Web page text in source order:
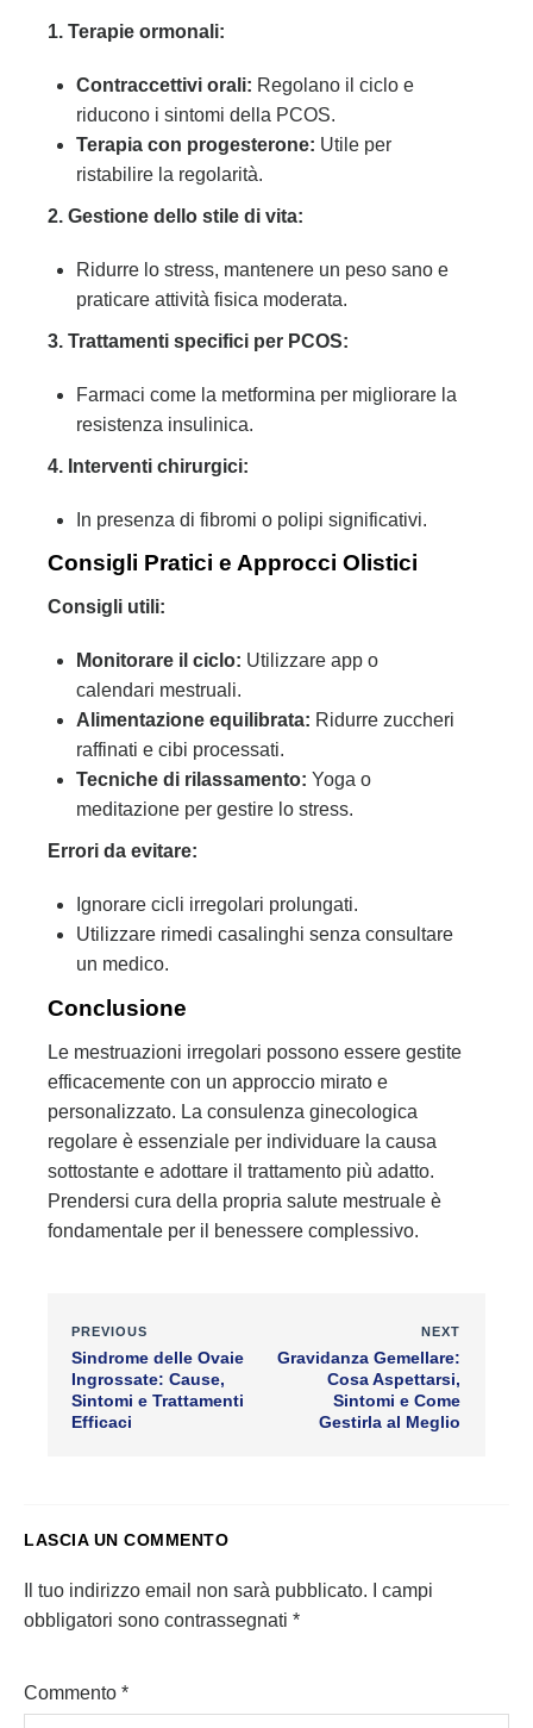
1. Terapie ormonali:
Contraccettivi orali: Regolano il ciclo e
riducono i sintomi della PCOS.
Terapia con progesterone: Utile per
ristabilire la regolarità.
2. Gestione dello stile di vita:
Ridurre lo stress, mantenere un peso sano e
praticare attività fisica moderata.
3. Trattamenti specifici per PCOS:
Farmaci come la metformina per migliorare la
resistenza insulinica.
4. Interventi chirurgici:
In presenza di fibromi o polipi significativi.
Consigli Pratici e Approcci Olistici
Consigli utili:
Monitorare il ciclo: Utilizzare app o
calendari mestruali.
Alimentazione equilibrata: Ridurre zuccheri
raffinati e cibi processati.
Tecniche di rilassamento: Yoga o
meditazione per gestire lo stress.
Errori da evitare:
Ignorare cicli irregolari prolungati.
Utilizzare rimedi casalinghi senza consultare
un medico.
Conclusione
Le mestruazioni irregolari possono essere gestite
efficacemente con un approccio mirato e
personalizzato. La consulenza ginecologica
regolare è essenziale per individuare la causa
sottostante e adottare il trattamento più adatto.
Prendersi cura della propria salute mestruale è
fondamentale per il benessere complessivo.
PREVIOUS
Sindrome delle Ovaie
Ingrossate: Cause,
Sintomi e Trattamenti
Efficaci
NEXT
Gravidanza Gemellare:
Cosa Aspettarsi,
Sintomi e Come
Gestirla al Meglio
LASCIA UN COMMENTO
Il tuo indirizzo email non sarà pubblicato.
I campi
obbligatori sono contrassegnati *
Commento *